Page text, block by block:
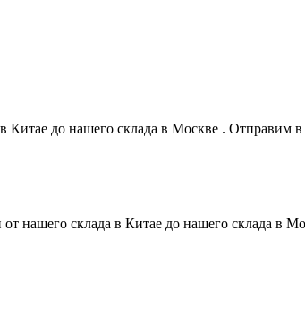
Китае до нашего склада в Москве .
от нашего склада в Китае до нашего склада